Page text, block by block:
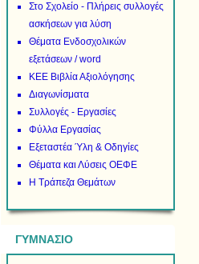
Στο Σχολείο - Πλήρεις συλλογές
ασκήσεων για λύση
Θέματα Ενδοσχολικών
εξετάσεων / word
ΚΕΕ Βιβλία Αξιολόγησης
Διαγωνίσματα
Συλλογές - Εργασίες
Φύλλα Εργασίας
Εξεταστέα Ύλη & Οδηγίες
Θέματα και Λύσεις ΟΕΦΕ
Η Τράπεζα Θεμάτων
ΓΥΜΝΑΣΙΟ